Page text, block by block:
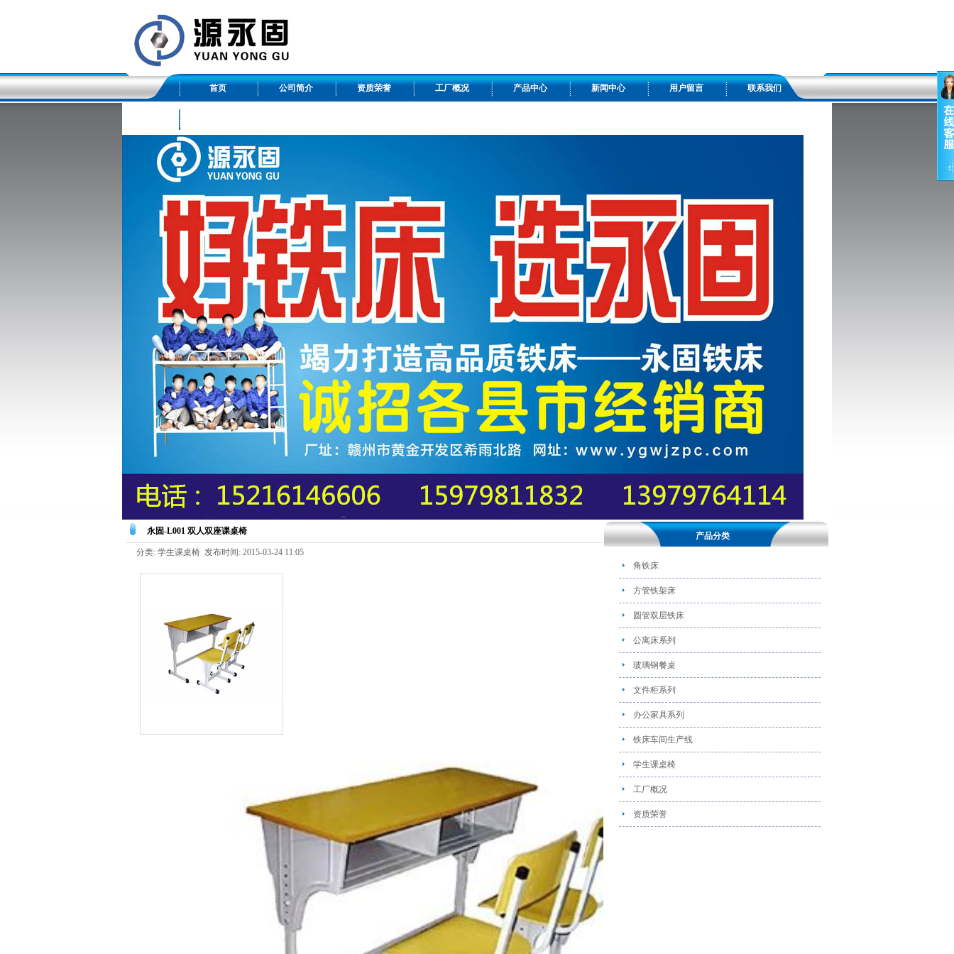
首页 公司简介 资质荣誉 工厂概况 产品中心 新闻中心 用户留言 联系我们
永固-L001 双人双座课桌椅
分类: 学生课桌椅 发布时间: 2015-03-24 11:05
产品分类
角铁床
方管铁架床
圆管双层铁床
公寓床系列
玻璃钢餐桌
文件柜系列
办公家具系列
铁床车间生产线
学生课桌椅
工厂概况
资质荣誉